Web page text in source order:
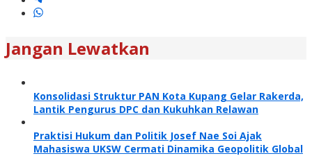
Jangan Lewatkan
Konsolidasi Struktur PAN Kota Kupang Gelar Rakerda,
Lantik Pengurus DPC dan Kukuhkan Relawan
Praktisi Hukum dan Politik Josef Nae Soi Ajak
Mahasiswa UKSW Cermati Dinamika Geopolitik Global